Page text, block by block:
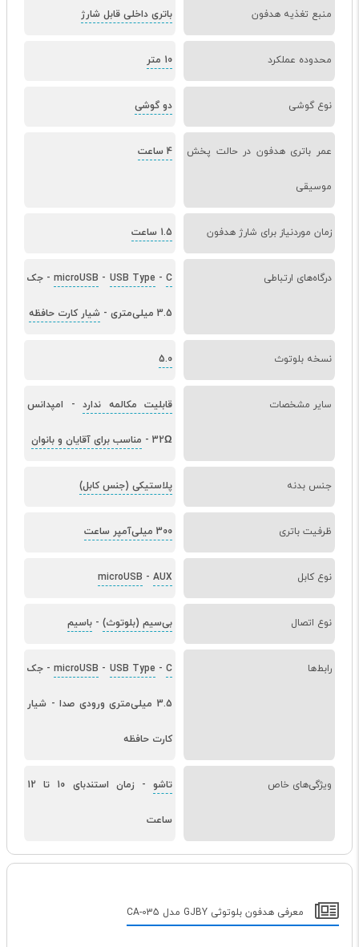
منبع تغذیه هدفون باتری داخلی قابل شارژ
محدوده عملکرد 10 متر
نوع گوشی دو گوشی
عمر باتری هدفون در حالت پخش
موسیقی
4 ساعت
زمان موردنیاز برای شارژ هدفون 1.5 ساعت
درگاه‌های ارتباطی microUSB - USB Type -C
- جک
3.5 میلی‌متری - شیار کارت حافظه
نسخه بلوتوث 5.0
سایر مشخصات قابلیت مکالمه ندارد - امپدانس
32Ω
- مناسب برای آقایان و بانوان
جنس بدنه پلاستیکی (جنس کابل)
ظرفیت باتری 300 میلی‌آمپر ساعت
نوع کابل microUSB - AUX
نوع اتصال بی‌سیم (بلوتوث) - باسیم
رابط‌ها microUSB - USB Type -C
- جک
3.5 میلی‌متری ورودی صدا - شیار
کارت حافظه
ویژگی‌های خاص تاشو- زمان استندبای 10 تا 12
ساعت
معرفی هدفون بلوتوثی GJBY مدل CA-035